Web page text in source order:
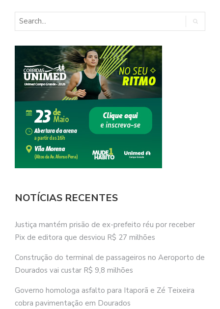
NOTÍCIAS RECENTES
Justiça mantém prisão de ex-prefeito réu por receber
Pix de editora que desviou R$ 27 milhões
Construção do terminal de passageiros no Aeroporto de
Dourados vai custar R$ 9,8 milhões
Governo homologa asfalto para Itaporã e Zé Teixeira
cobra pavimentação em Dourados